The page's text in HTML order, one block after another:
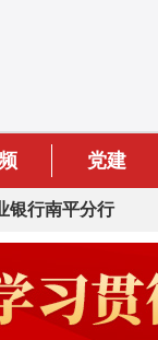
党建
银行南平分行